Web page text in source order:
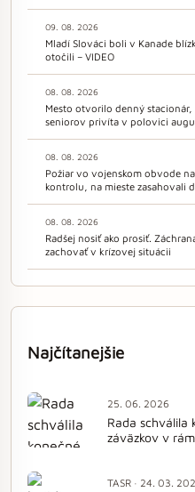
09. 08. 2026
Mladí Slováci boli v Kanade
otočili – VIDEO
08. 08. 2026
Mesto otvorilo denný
seniorov privíta v polovici
08. 08. 2026
Požiar vo vojenskom obvode
kontrolu, na mieste zasahovali
08. 08. 2026
Radšej nosiť ako prosiť.
zachovať v krízovej situácii
Najčítanejšie
25. 06. 2026
Rada schválila
záväzkov v
TASR · 24. 03.